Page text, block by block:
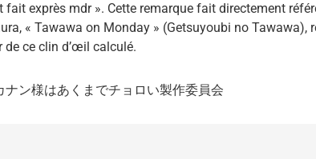
fait exprès mdr ». Cette remarque fait directement
« Tawawa on Monday » (Getsuyoubi no Tawawa),
de ce clin d’œil calculé.
ナン様はあくまでチョロい製作委員会